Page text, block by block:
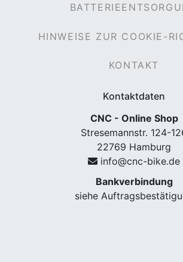
HINWEISE ZUR COOKIE-
KONTAKT
Kontaktdaten
CNC - Online Shop
Stresemannstr. 124-
22769 Hamburg
info@cnc-bike.de
Bankverbindung
siehe